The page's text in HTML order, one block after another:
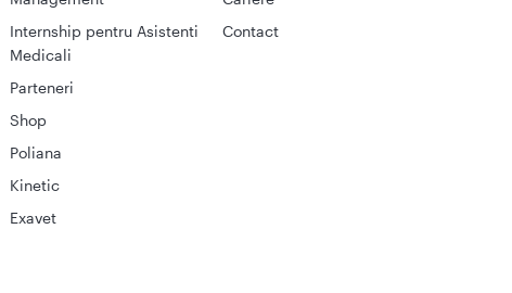
Contact
Internship pentru Asistenti
Medicali
Parteneri
Shop
Poliana
Kinetic
Exavet